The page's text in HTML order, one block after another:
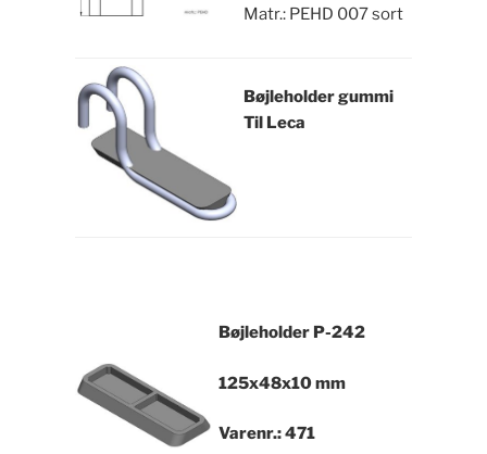
Matr.: PEHD 007 sort
Bøjleholder gummi
Til Leca
BøjleholderP-242
125x48x10 mm
Varenr.: 471